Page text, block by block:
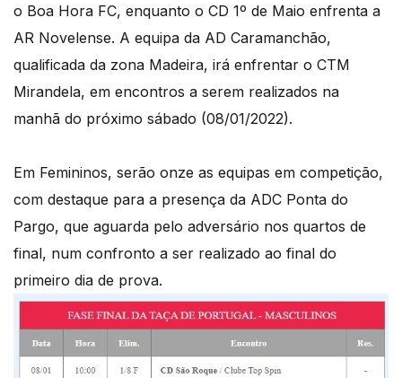
o Boa Hora FC, enquanto o CD 1º de Maio enfrenta a
AR Novelense. A equipa da AD Caramanchão,
qualificada da zona Madeira, irá enfrentar o CTM
Mirandela, em encontros a serem realizados na
manhã do próximo sábado (08/01/2022).
Em Femininos, serão onze as equipas em competição,
com destaque para a presença da ADC Ponta do
Pargo, que aguarda pelo adversário nos quartos de
final, num confronto a ser realizado ao final do
primeiro dia de prova.